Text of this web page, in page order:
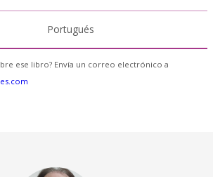
Portugués
ese libro? Envía un correo electrónico a